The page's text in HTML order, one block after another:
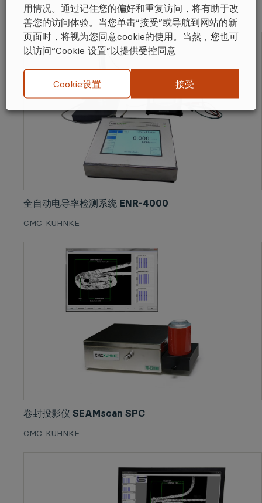
CMC-KUHNKE
全自动电导率检测系统 ENR-4000
CMC-KUHNKE
卷封投影仪 SEAMscan SPC
CMC-KUHNKE
用情况。通过记住您的偏好和重复访问，将有助于改
善您的访问体验。当您单击“接受”或导航到网站的新
页面时，将视为您同意cookie的使用。当然，您也可
以访问“Cookie 设置”以提供受控同意
Cookie设置 接受